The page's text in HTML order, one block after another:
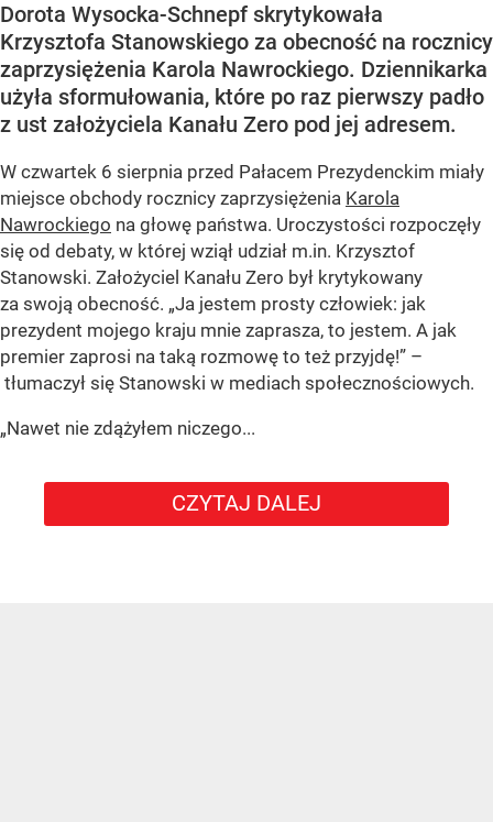
Dorota Wysocka-Schnepf skrytykowała
Krzysztofa Stanowskiego za obecność na rocznicy
zaprzysiężenia Karola Nawrockiego. Dziennikarka
użyła sformułowania, które po raz pierwszy padło
z ust założyciela Kanału Zero pod jej adresem.
W czwartek 6 sierpnia przed Pałacem Prezydenckim miały
miejsce obchody rocznicy zaprzysiężenia Karola
Nawrockiego na głowę państwa. Uroczystości rozpoczęły
się od debaty, w której wziął udział m.in. Krzysztof
Stanowski. Założyciel Kanału Zero był krytykowany
za swoją obecność. „Ja jestem prosty człowiek: jak
prezydent mojego kraju mnie zaprasza, to jestem. A jak
premier zaprosi na taką rozmowę to też przyjdę!” –
tłumaczył się Stanowski w mediach społecznościowych.
„Nawet nie zdążyłem niczego...
CZYTAJ DALEJ